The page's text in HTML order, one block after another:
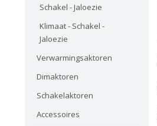
Schakel - Jaloezie
Klimaat - Schakel -
Jaloezie
Verwarmingsaktoren
Dimaktoren
Schakelaktoren
Accessoires